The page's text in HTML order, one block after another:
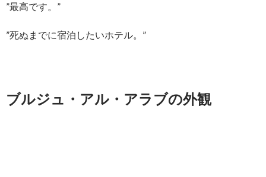
”最高です。”
”死ぬまでに宿泊したいホテル。”
ブルジュ・アル・アラブの外観